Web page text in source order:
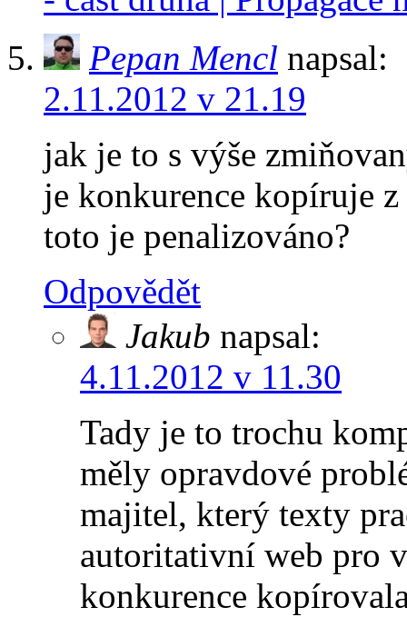
Pepan Mencl napsal:
2.11.2012 v 21.19
jak je to s výše
je konkurence kopíruje z
toto je penalizováno?
Odpovědět
Jakub napsal:
4.11.2012 v 11.30
Tady je to trochu
měly opravdové
majitel, který texty
autoritativní web pro
konkurence